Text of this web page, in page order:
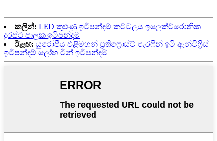
කලින්: LED කුළුණු ඉටිපන්දම් කට්ටලය ඉලෙක්ට්රොනික
දුරස්ථ පාලක ඉටිපන්දම
ඊළඟ: යුරෝපීය එළිමහන් ප්‍රතිෆ්‍රොස්ට් පැරෆින් ඉටි ඇන්ටිෆ්‍රීස්
ඉටිපන්දම් ලෝහ ටින් ඉටිපන්දම්